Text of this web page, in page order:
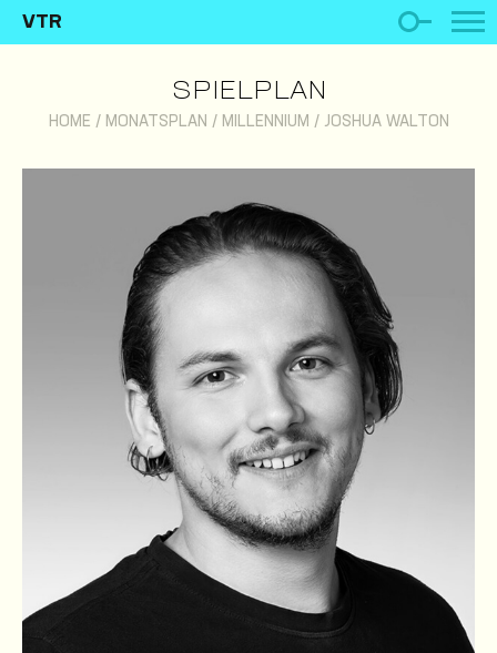
VTR
SPIELPLAN
HOME / MONATSPLAN / MILLENNIUM / JOSHUA WALTON